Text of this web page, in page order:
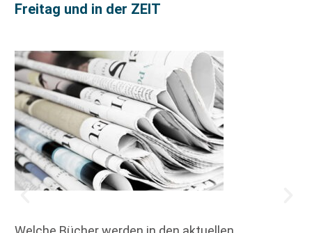
Freitag und in der ZEIT